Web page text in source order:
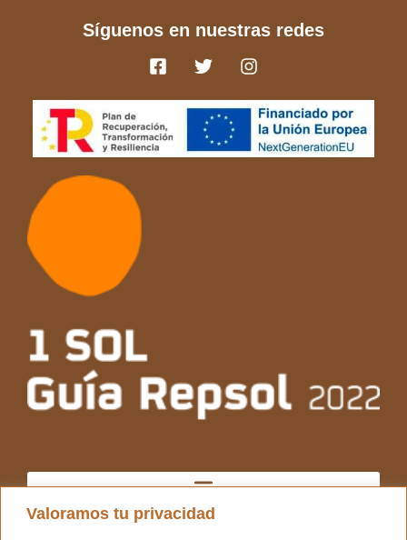
Valoramos tu privacidad
Síguenos en nuestras redes